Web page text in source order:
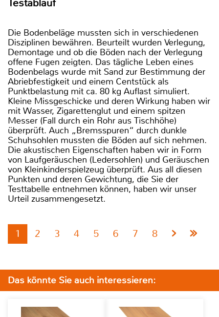
Testablauf
Die Bodenbeläge mussten sich in verschiedenen
Disziplinen bewähren. Beurteilt wurden Verlegung,
Demontage und ob die Böden nach der Verlegung
offene Fugen zeigten. Das tägliche Leben eines
Bodenbelags wurde mit Sand zur Bestimmung der
Abriebfestigkeit und einem Centstück als
Punktbelastung mit ca. 80 kg Auflast simuliert.
Kleine Missgeschicke und deren Wirkung haben wir
mit Wasser, Zigarettenglut und einem spitzen
Messer (Fall durch ein Rohr aus Tischhöhe)
überprüft. Auch „Bremsspuren“ durch dunkle
Schuhsohlen mussten die Böden auf sich nehmen.
Die akustischen Eigenschaften haben wir in Form
von Laufgeräuschen (Ledersohlen) und Geräuschen
von Kleinkinderspielzeug überprüft. Aus all diesen
Punkten und deren Gewichtung, die Sie der
Testtabelle entnehmen können, haben wir unser
Urteil zusammengesetzt.
1 2 3 4 5 6 7 8
Das könnte Sie auch interessieren: